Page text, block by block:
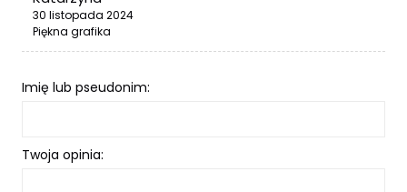
30 listopada 2024
Piękna grafika
Imię lub pseudonim:
Twoja opinia: